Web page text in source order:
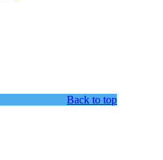
Back to top